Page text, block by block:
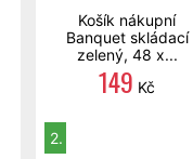
Košík nákupní
Banquet skládací
zelený, 48 x...
149 Kč
2.